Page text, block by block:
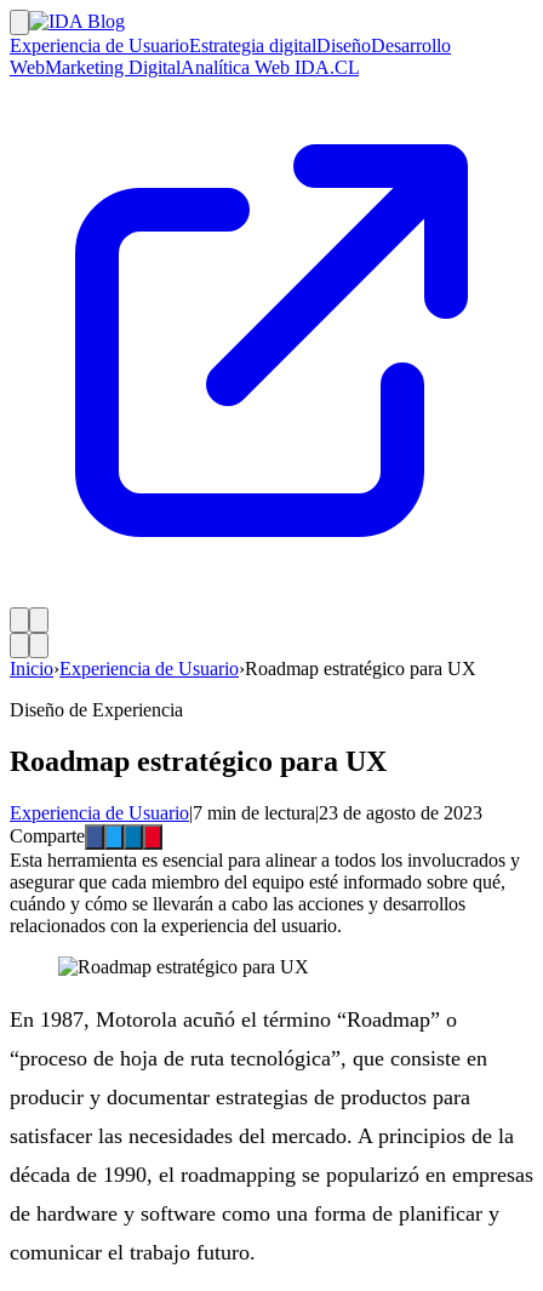
Experiencia de UsuarioEstrategia digitalDiseñoDesarrollo
WebMarketing DigitalAnalítica Web IDA.CL
Inicio›Experiencia de Usuario›Roadmap estratégico para UX
Diseño de Experiencia
Roadmap estratégico para UX
Experiencia de Usuario|7 min de lectura|23 de agosto de 2023
Comparte
Esta herramienta es esencial para alinear a todos los involucrados y
asegurar que cada miembro del equipo esté informado sobre qué,
cuándo y cómo se llevarán a cabo las acciones y desarrollos
relacionados con la experiencia del usuario.
En 1987, Motorola acuñó el término “Roadmap” o
“proceso de hoja de ruta tecnológica”, que consiste en
producir y documentar estrategias de productos para
satisfacer las necesidades del mercado. A principios de la
década de 1990, el roadmapping se popularizó en empresas
de hardware y software como una forma de planificar y
comunicar el trabajo futuro.